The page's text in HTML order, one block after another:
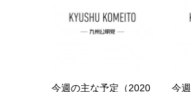
今週の主な予定（2020
今